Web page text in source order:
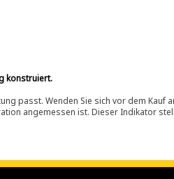
konstruiert.
passt. Wenden Sie sich vor dem Kauf
angemessen ist. Dieser Indikator